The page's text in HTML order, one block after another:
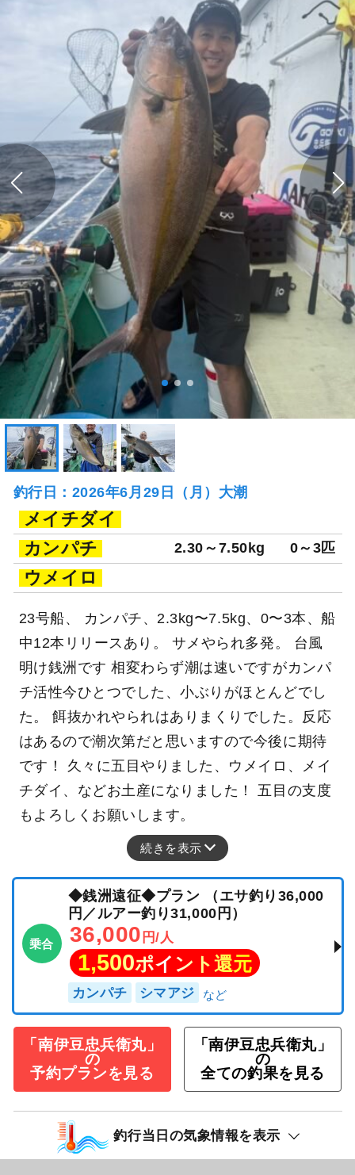
釣行日：2026年6月29日（月）大潮
メイチダイ
カンパチ
2.30～7.50kg 0～3匹
ウメイロ
23号船、 カンパチ、2.3kg〜7.5kg、0〜3本、船
中12本リリースあり。 サメやられ多発。 台風
明け銭洲です 相変わらず潮は速いですがカンパ
チ活性今ひとつでした、小ぶりがほとんどでし
た。 餌抜かれやられはありまくりでした。反応
はあるので潮次第だと思いますので今後に期待
です！ 久々に五目やりました、ウメイロ、メイ
チダイ、などお土産になりました！ 五目の支度
もよろしくお願いします。
続きを表示
乗合
◆銭洲遠征◆プラン （エサ釣り36,000
円／ルアー釣り31,000円）
36,000 円/人
1,500ポイント還元
カンパチ シマアジ
「南伊豆忠兵衛丸」
の
予約プランを見る
「南伊豆忠兵衛丸」
の
全ての釣果を見る
釣行当日の気象情報を表示